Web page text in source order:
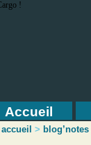
Accueil
accueil > blog’notes